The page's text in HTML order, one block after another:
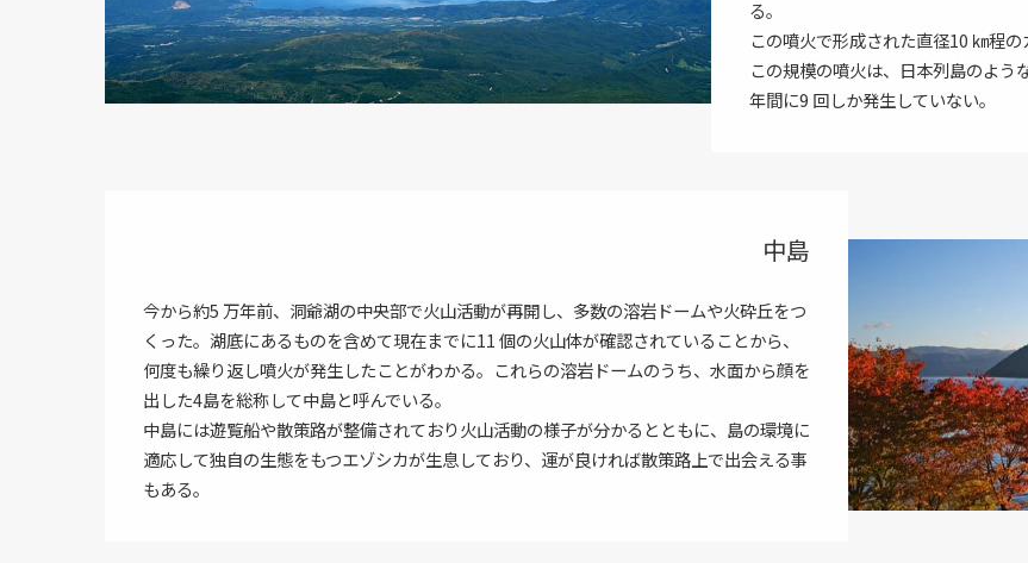
る。
この噴火で形成された直径10 ㎞程
この規模の噴火は、日本列島のよう
年間に9 回しか発生していない。
中島
今から約5 万年前、洞爺湖の中央部で火山活動が再開し、多数の溶岩ドームや火砕丘をつ
くった。湖底にあるものを含めて現在までに11 個の火山体が確認されていることから、
何度も繰り返し噴火が発生したことがわかる。これらの溶岩ドームのうち、水面から顔を
出した4島を総称して中島と呼んでいる。
中島には遊覧船や散策路が整備されており火山活動の様子が分かるとともに、島の環境に
適応して独自の生態をもつエゾシカが生息しており、運が良ければ散策路上で出会える事
もある。